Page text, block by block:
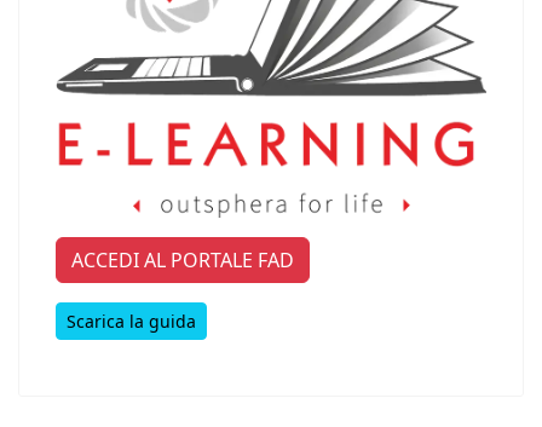
ACCEDI AL PORTALE FAD
Scarica la guida